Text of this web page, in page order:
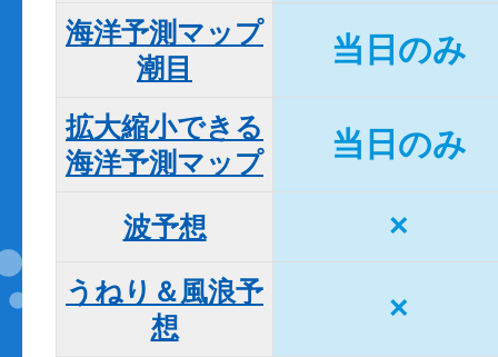
海洋予測マップ
潮目
当日のみ
拡大縮小できる
海洋予測マップ
当日のみ
波予想 ×
うねり＆風浪予
想
×